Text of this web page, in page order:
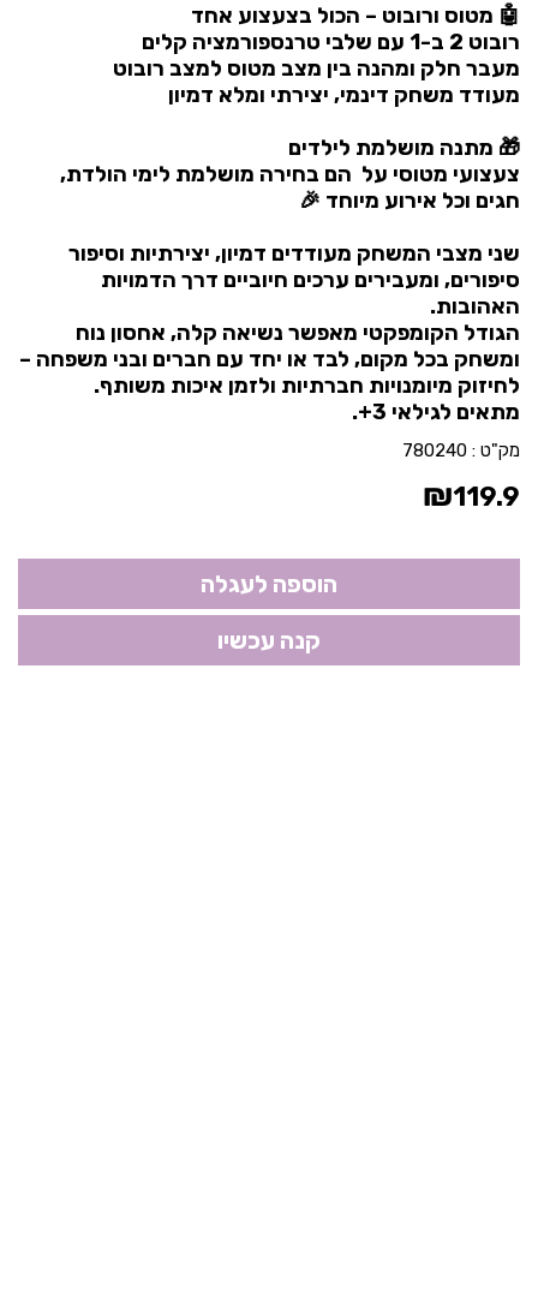
🤖 מטוס ורובוט – הכול בצעצוע אחד
רובוט 2 ב-1 עם שלבי טרנספורמציה קלים
מעבר חלק ומהנה בין מצב מטוס למצב רובוט
מעודד משחק דינמי, יצירתי ומלא דמיון
🎁 מתנה מושלמת לילדים
צעצועי מטוסי על הם בחירה מושלמת לימי הולדת,
חגים וכל אירוע מיוחד 🎉
שני מצבי המשחק מעודדים דמיון, יצירתיות וסיפור
סיפורים, ומעבירים ערכים חיוביים דרך הדמויות
האהובות.
הגודל הקומפקטי מאפשר נשיאה קלה, אחסון נוח
ומשחק בכל מקום, לבד או יחד עם חברים ובני משפחה –
לחיזוק מיומנויות חברתיות ולזמן איכות משותף.
מתאים לגילאי 3+.
מק"ט : 780240
₪119.9